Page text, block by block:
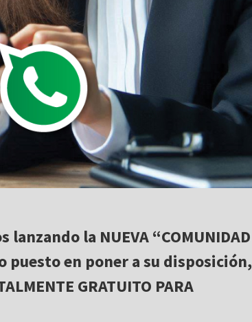
la NUEVA “COMUNIDAD
puesto en poner a su disposición,
GRATUITO PARA